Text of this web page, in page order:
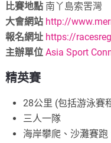
比賽地點 南丫島索罟灣
大會網站 http://
報名網址 https://
主辦單位Asia Sport
精英賽
28公里 (包括游泳賽
三人一隊
海岸攀爬、沙灘賽